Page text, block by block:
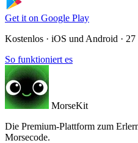
Get it on Google Play
Kostenlos · iOS und Android · 27
So funktioniert es
MorseKit
Die Premium-Plattform zum
Morsecode.